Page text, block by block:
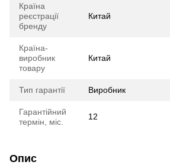
Країна
реєстрації
бренду
Китай
Країна-
виробник
товару
Китай
Тип гарантії Виробник
Гарантійний
термін, міс.
12
Опис